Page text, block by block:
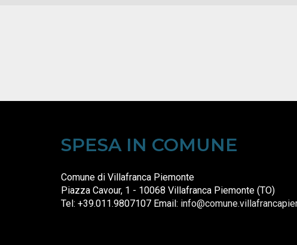
SPESA IN COMUNE
Comune di Villafranca Piemonte
Piazza Cavour, 1 - 10068 Villafranca Piemonte (TO)
Tel: +39.011.9807107 Email: